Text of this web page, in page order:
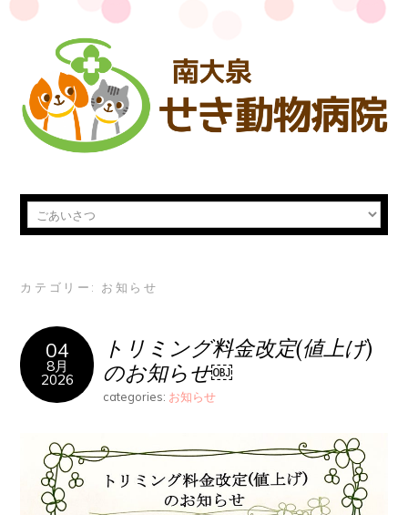
カテゴリー: お知らせ
04
8月
2026
トリミング料金改定(値上げ)
のお知らせ￼
categories: お知らせ